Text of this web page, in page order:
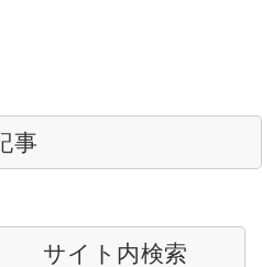
事
サイト内検索